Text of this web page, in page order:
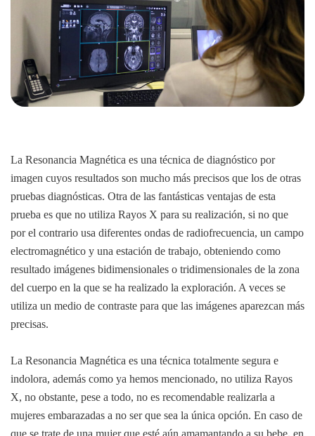
La Resonancia Magnética es una técnica de diagnóstico por
imagen cuyos resultados son mucho más precisos que los de otras
pruebas diagnósticas. Otra de las fantásticas ventajas de esta
prueba es que no utiliza Rayos X para su realización, si no que
por el contrario usa diferentes ondas de radiofrecuencia, un campo
electromagnético y una estación de trabajo, obteniendo como
resultado imágenes bidimensionales o tridimensionales de la zona
del cuerpo en la que se ha realizado la exploración. A veces se
utiliza un medio de contraste para que las imágenes aparezcan más
precisas.
La Resonancia Magnética es una técnica totalmente segura e
indolora, además como ya hemos mencionado, no utiliza Rayos
X, no obstante, pese a todo, no es recomendable realizarla a
mujeres embarazadas a no ser que sea la única opción. En caso de